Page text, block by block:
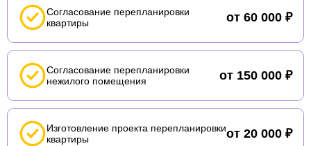
Согласование перепланировки
квартиры
от 60 000 ₽
Согласование перепланировки
нежилого помещения
от 150 000 ₽
Изготовление проекта перепланировки
квартиры
от 20 000 ₽